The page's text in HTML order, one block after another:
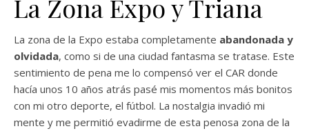
La Zona Expo y Triana
La zona de la Expo estaba completamente abandonada y
olvidada, como si de una ciudad fantasma se tratase. Este
sentimiento de pena me lo compensó ver el CAR donde
hacía unos 10 años atrás pasé mis momentos más bonitos
con mi otro deporte, el fútbol. La nostalgia invadió mi
mente y me permitió evadirme de esta penosa zona de la